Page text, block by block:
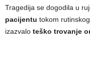
Tragedija se dogodila u
pacijentu tokom
izazvalo teško trovanje